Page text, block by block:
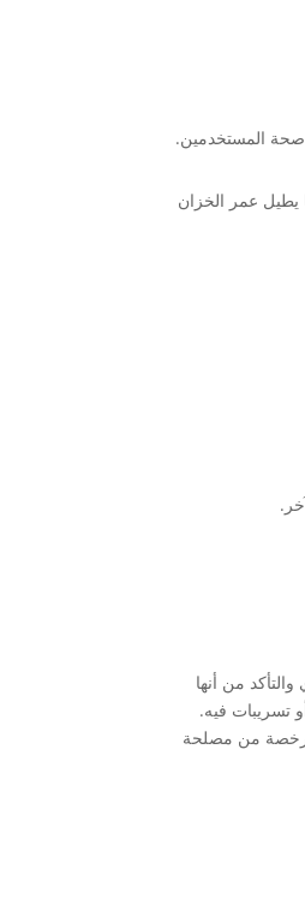
صحة المستخدمين.
يطيل عمر الخزان
من أنها
تسريبات فيه.
من مصلحة